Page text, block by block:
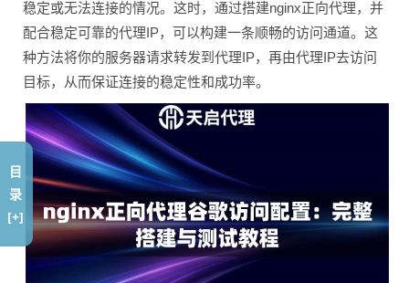
稳定或无法连接的情况。这时，通过搭建nginx正向代理，并
配合稳定可靠的代理IP，可以构建一条顺畅的访问通道。这
种方法将你的服务器请求转发到代理IP，再由代理IP去访问
目标，从而保证连接的稳定性和成功率。
目
录
[+]